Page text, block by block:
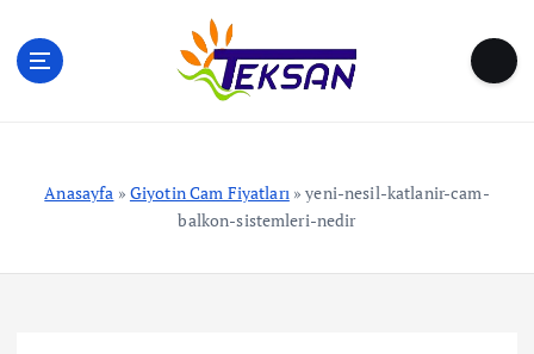
Anasayfa » Giyotin Cam Fiyatları »yeni-nesil-katlanir-cam-
balkon-sistemleri-nedir